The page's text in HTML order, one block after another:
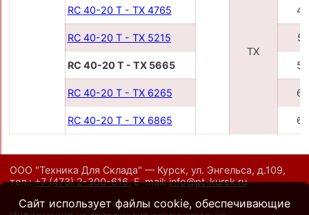
TX
RC 40-20 T - TX 4765
RC 40-20 T - TX 5215
RC 40-20 T - TX 5665
RC 40-20 T - TX 6265
RC 40-20 T - TX 6865
ООО "Техника Для Склада" — Курск, ул. Энгельса, д.109,
тел.:+7 (473) 2-300-616,E-mail:info@pt-kursk.ru
Сайт использует файлы cookie, обеспечивающие